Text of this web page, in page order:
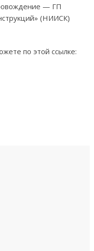
— ГП
(НИИСК)
по этой ссылке: